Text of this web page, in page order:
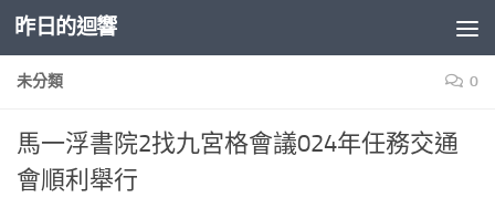
Skip to content
昨日的迴響
未分類 0
馬一浮書院2找九宮格會議024年任務交通
會順利舉行